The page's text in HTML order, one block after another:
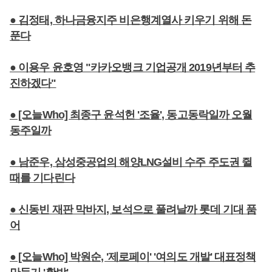
● 김정태, 하나금융지주 비은행계열사 키우기 위해 돈
푼다
● 이용우 윤호영 "카카오뱅크 기업공개 2019년부터 추
진하겠다"
● [오늘Who] 최종구 윤석헌 '조율', 동고동락일까 오월
동주일까
● 남준우, 삼성중공업의 해양LNG설비 수주 주도권 쥘
때를 기다린다
● 신동빈 재판 막바지, 보석으로 풀려날까 롯데 기대 품
어
● [오늘Who] 박원순, '제로페이' '여의도 개발' 대표정책